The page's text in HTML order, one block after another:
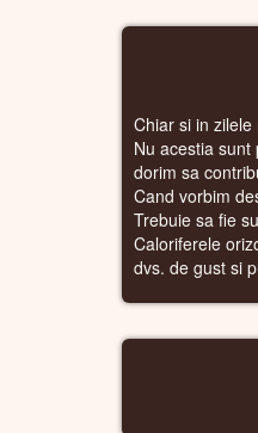
Chiar si in
Nu acestia
dorim sa
Cand vorbim
Trebuie sa fie
Caloriferele
dvs. de gust si